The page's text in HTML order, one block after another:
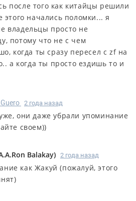
после того как китайцы решили
этого начались поломки... я
владельцы просто не
потому что не с чем
когда ты сразу пересел с zf на
а когда ты просто ездишь то и
Guero 2 года назад
они даже убрали упоминание
своем))
Balakay) 2 года назад
как Жакуй (пожалуй, этого